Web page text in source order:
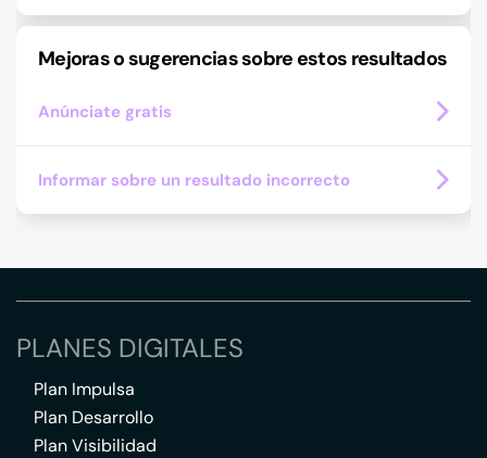
Mejoras o sugerencias sobre estos resultados
Anúnciate gratis
Informar sobre un resultado incorrecto
PLANES DIGITALES
Plan Impulsa
Plan Desarrollo
Plan Visibilidad